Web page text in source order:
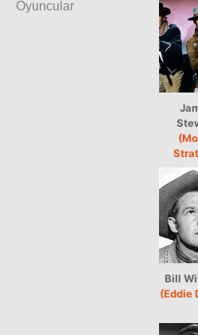
Oyuncular
Bill
(Eddie